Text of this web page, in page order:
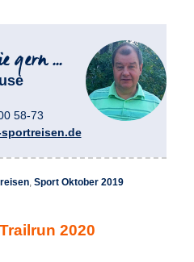
58-73
,Sport Oktober 2019
2020